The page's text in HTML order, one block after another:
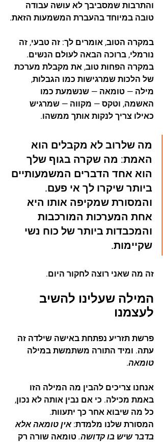
והתרבות שמסביבך לא עושה עבודה
טובה במיוחד בהעברת המשמעות הזאת.
במקרה הטוב, אומרים לך: זה טבעי, זה
נורמלי, ברוכה הבאה לעולם הנשים.
במקרה הפחות טוב, את מקבלת מערכת
של הלכות שמרגישות כמו הגבלות,
מילה — טומאה — שנשמעת כמו
האשמה, וטקס — מקווה — שמרגיש
כאילו צריך לנקות אותך ממשהו.
מה שלרוב לא מקבלים הוא
האמת: מה שקרה בגוף שלך
הוא אחד הדברים המשמעותיים
ביותר שיקרו לך אי פעם.
והמסורת שמקיפה אותו היא
אחת המערכות המורכבות
והמכבדות ביותר של כוח נשי
שקיימות.
זה מה שאני רוצה לחקור היום.
המילה שעלינו להשיב
לעצמנו
פרשת תזריע נפתחת באישה שילדה זה
עתה. ומיד התורה משתמשת במילה
טומאה.
אנחנו צריכים להבין מה המילה הזו
באמת מכילה. כי אם נבין אותה לא נכון,
כל מה שיבוא אחר כך יתעוות.
המסורת שלנו מלמדת: אין טומאה אלא
בדבר שיש בו קדושה. טומאה שורה רק